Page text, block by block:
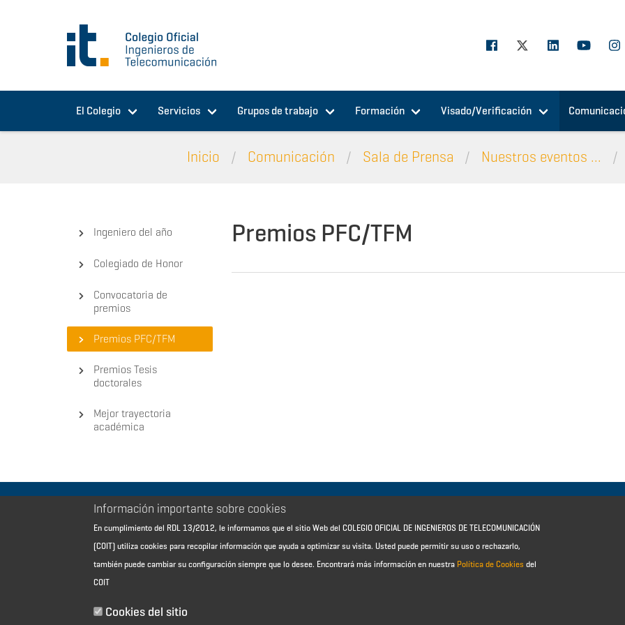
El Colegio Servicios Grupos de trabajo Formación Visado/Verificación
Inicio Comunicación Sala de Prensa Nuestros eventos ...
Ingeniero del año
Colegiado de Honor
Convocatoria de
premios
Premios PFC/TFM
Premios Tesis
doctorales
Mejor trayectoria
académica
Premios PFC/TFM
Aviso Legal - Información general
Contacto
Política de reembolso
Sitemap
Información importante sobre cookies
En cumplimiento del RDL 13/2012, le informamos que el sitio Web del COLEGIO OFICIAL DE INGENIEROS DE TELECOMUNICACIÓN
(COIT) utiliza cookies para recopilar información que ayuda a optimizar su visita. Usted puede permitir su uso o rechazarlo,
también puede cambiar su configuración siempre que lo desee. Encontrará más información en nuestra Política de Cookies del
COIT
Cookies del sitio